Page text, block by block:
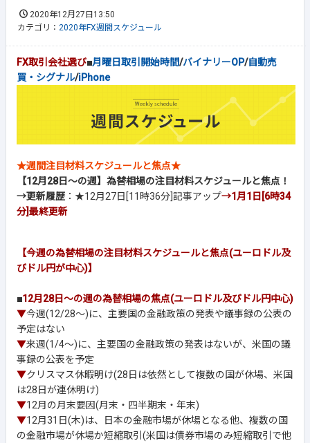
2020年12月27日13:50
カテゴリ： 2020年FX週間スケジュール
FX取引会社選び■月曜日取引開始時間/バイナリーOP/自動売
買・シグナル/iPhone
★週間注目材料スケジュールと焦点★
【12月28日～の週】為替相場の注目材料スケジュールと焦点！
→更新履歴 ：★12月27日[11時36分]記事アップ→1月1日[6時34
分]最終更新
【今週の為替相場の注目材料スケジュールと焦点(ユーロドル及
びドル円が中心)】
■12月28日～の週の為替相場の焦点(ユーロドル及びドル円中心)
▼今週(12/28～)に、主要国の金融政策の発表や議事録の公表の
予定はない
▼来週(1/4～)に、主要国の金融政策の発表はないが、米国の議
事録の公表を予定
▼クリスマス休暇明け(28日は依然として複数の国が休場、米国
は28日が連休明け)
▼12月の月末要因(月末・四半期末・年末)
▼12月31日(木)は、日本の金融市場が休場となる他、複数の国
の金融市場が休場か短縮取引(米国は債券市場のみ短縮取引で他